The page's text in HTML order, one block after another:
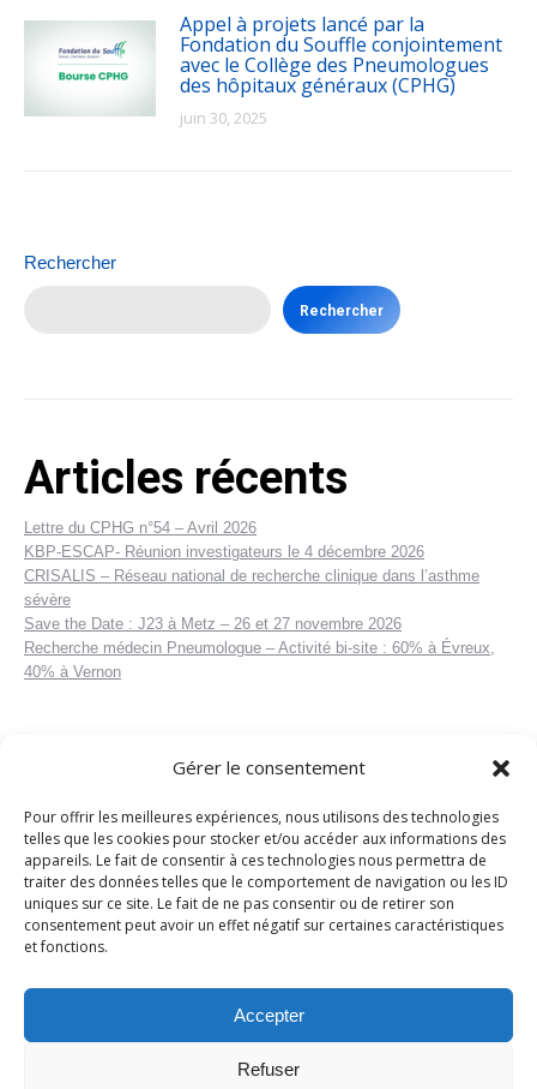
Gérer le consentement
Pour offrir les meilleures expériences, nous utilisons des technologies
telles que les cookies pour stocker et/ou accéder aux informations des
appareils. Le fait de consentir à ces technologies nous permettra de
traiter des données telles que le comportement de navigation ou les ID
uniques sur ce site. Le fait de ne pas consentir ou de retirer son
consentement peut avoir un effet négatif sur certaines caractéristiques
et fonctions.
Accepter
Refuser
Appel à projets lancé par la
Fondation du Souffle conjointement
avec le Collège des Pneumologues
des hôpitaux généraux (CPHG)
juin 30, 2025
Rechercher
Rechercher
Articles récents
Lettre du CPHG n°54 – Avril 2026
KBP-ESCAP- Réunion investigateurs le 4 décembre 2026
CRISALIS – Réseau national de recherche clinique dans l’asthme
sévère
Save the Date : J23 à Metz – 26 et 27 novembre 2026
Recherche médecin Pneumologue – Activité bi-site : 60% à Évreux,
40% à Vernon